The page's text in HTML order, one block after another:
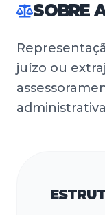
SOBRE
juízo ou